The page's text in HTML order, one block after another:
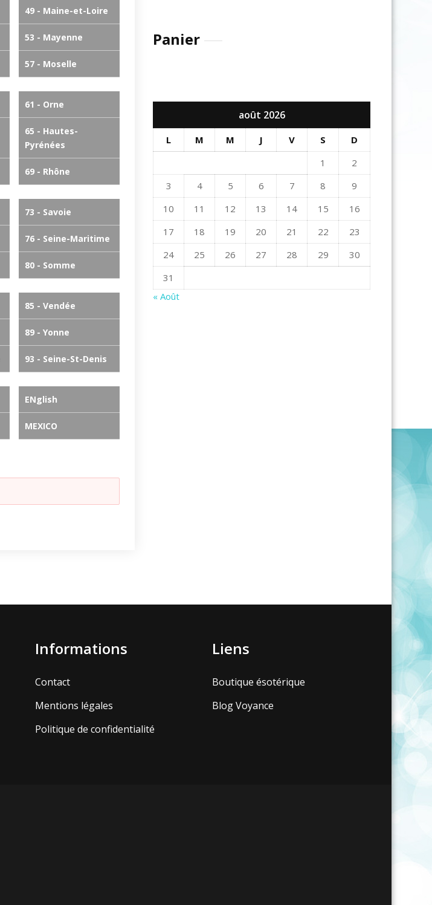
49 - Maine-et-Loire
53 - Mayenne
57 - Moselle
61 - Orne
65 - Hautes-
Pyrénées
69 - Rhône
73 - Savoie
76 - Seine-Maritime
80 - Somme
85 - Vendée
89 - Yonne
93 - Seine-St-Denis
ENglish
MEXICO
Panier
août 2026
L M M J V S
D
1
2
3
4 5 6 7 8
9
10
11 12 13 14 15
16
17
18 19 20 21 22
23
24
25 26 27 28 29
30
31
« Août
Informations
Contact
Mentions légales
Politique de confidentialité
Liens
Boutique ésotérique
Blog Voyance